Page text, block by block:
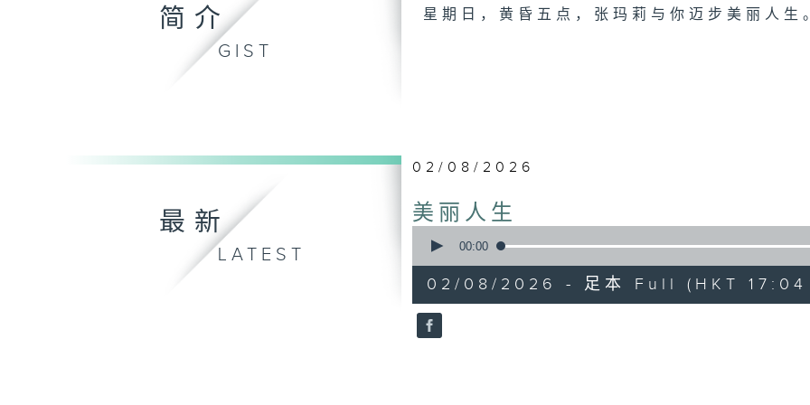
简介
GIST
星期日，黄昏五点，张玛莉与你迈步美丽人生
最新
LATEST
02/08/2026
美丽人生
seconds
56
minutes,
0
seconds
90%
00:00
02/08/2026 - 足本 Full (HKT